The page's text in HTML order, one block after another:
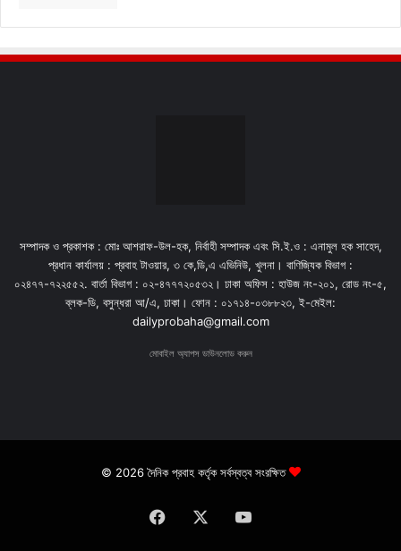
সম্পাদক ও প্রকাশক : মোঃ আশরাফ-উল-হক, নির্বাহী সম্পাদক এবং সি.ই.ও : এনামুল হক সাহেদ,
প্রধান কার্যালয় : প্রবাহ টাওয়ার, ৩ কে,ডি,এ এভিনিউ, খুলনা। বাণিজ্যিক বিভাগ :
০২৪৭৭-৭২২৫৫২. বার্তা বিভাগ : ০২-৪৭৭৭২০৫৩২। ঢাকা অফিস : হাউজ নং-২০১, রোড নং-৫,
ব্লক-ডি, বসুন্ধরা আ/এ, ঢাকা। ফোন : ০১৭১৪-০৩৮৮২৩, ই-মেইল:
dailyprobaha@gmail.com
মোবাইল অ্যাপস ডাউনলোড করুন
© 2026 দৈনিক প্রবাহ কর্তৃক সর্বস্বত্ব সংরক্ষিত
Facebook